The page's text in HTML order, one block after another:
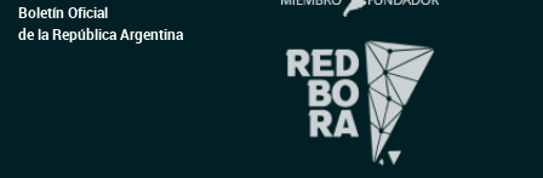
Boletín Oficial
de la República Argentina